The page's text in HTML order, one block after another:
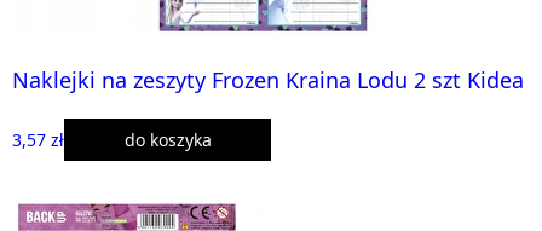
Naklejki na zeszyty Frozen Kraina Lodu 2 szt Kidea
3,57 zł do koszyka